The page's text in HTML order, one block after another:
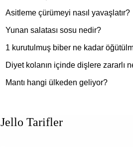
Asitleme çürümeyi nasıl yavaşlatır?
Yunan salatası sosu nedir?
1 kurutulmuş biber ne kadar
Diyet kolanın içinde dişlere zararlı
Mantı hangi ülkeden geliyor?
Jello Tarifler